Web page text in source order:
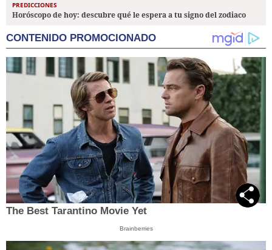
PREDICCIONES
Horóscopo de hoy: descubre qué le espera a tu signo del zodiaco
CONTENIDO PROMOCIONADO
The Best Tarantino Movie Yet
Brainberries